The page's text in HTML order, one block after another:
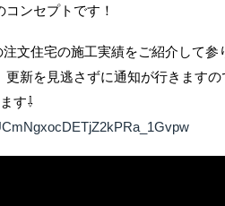
ンセプトです！
文住宅の施工実績をご紹介して参
新を見逃さずに通知が行きますの
す⇩